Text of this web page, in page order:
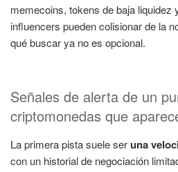
memecoins, tokens de baja liquidez
influencers pueden colisionar de la
qué buscar ya no es opcional.
Señales de alerta de un
criptomonedas que
La primera pista suele seruna
con un historial de negociación